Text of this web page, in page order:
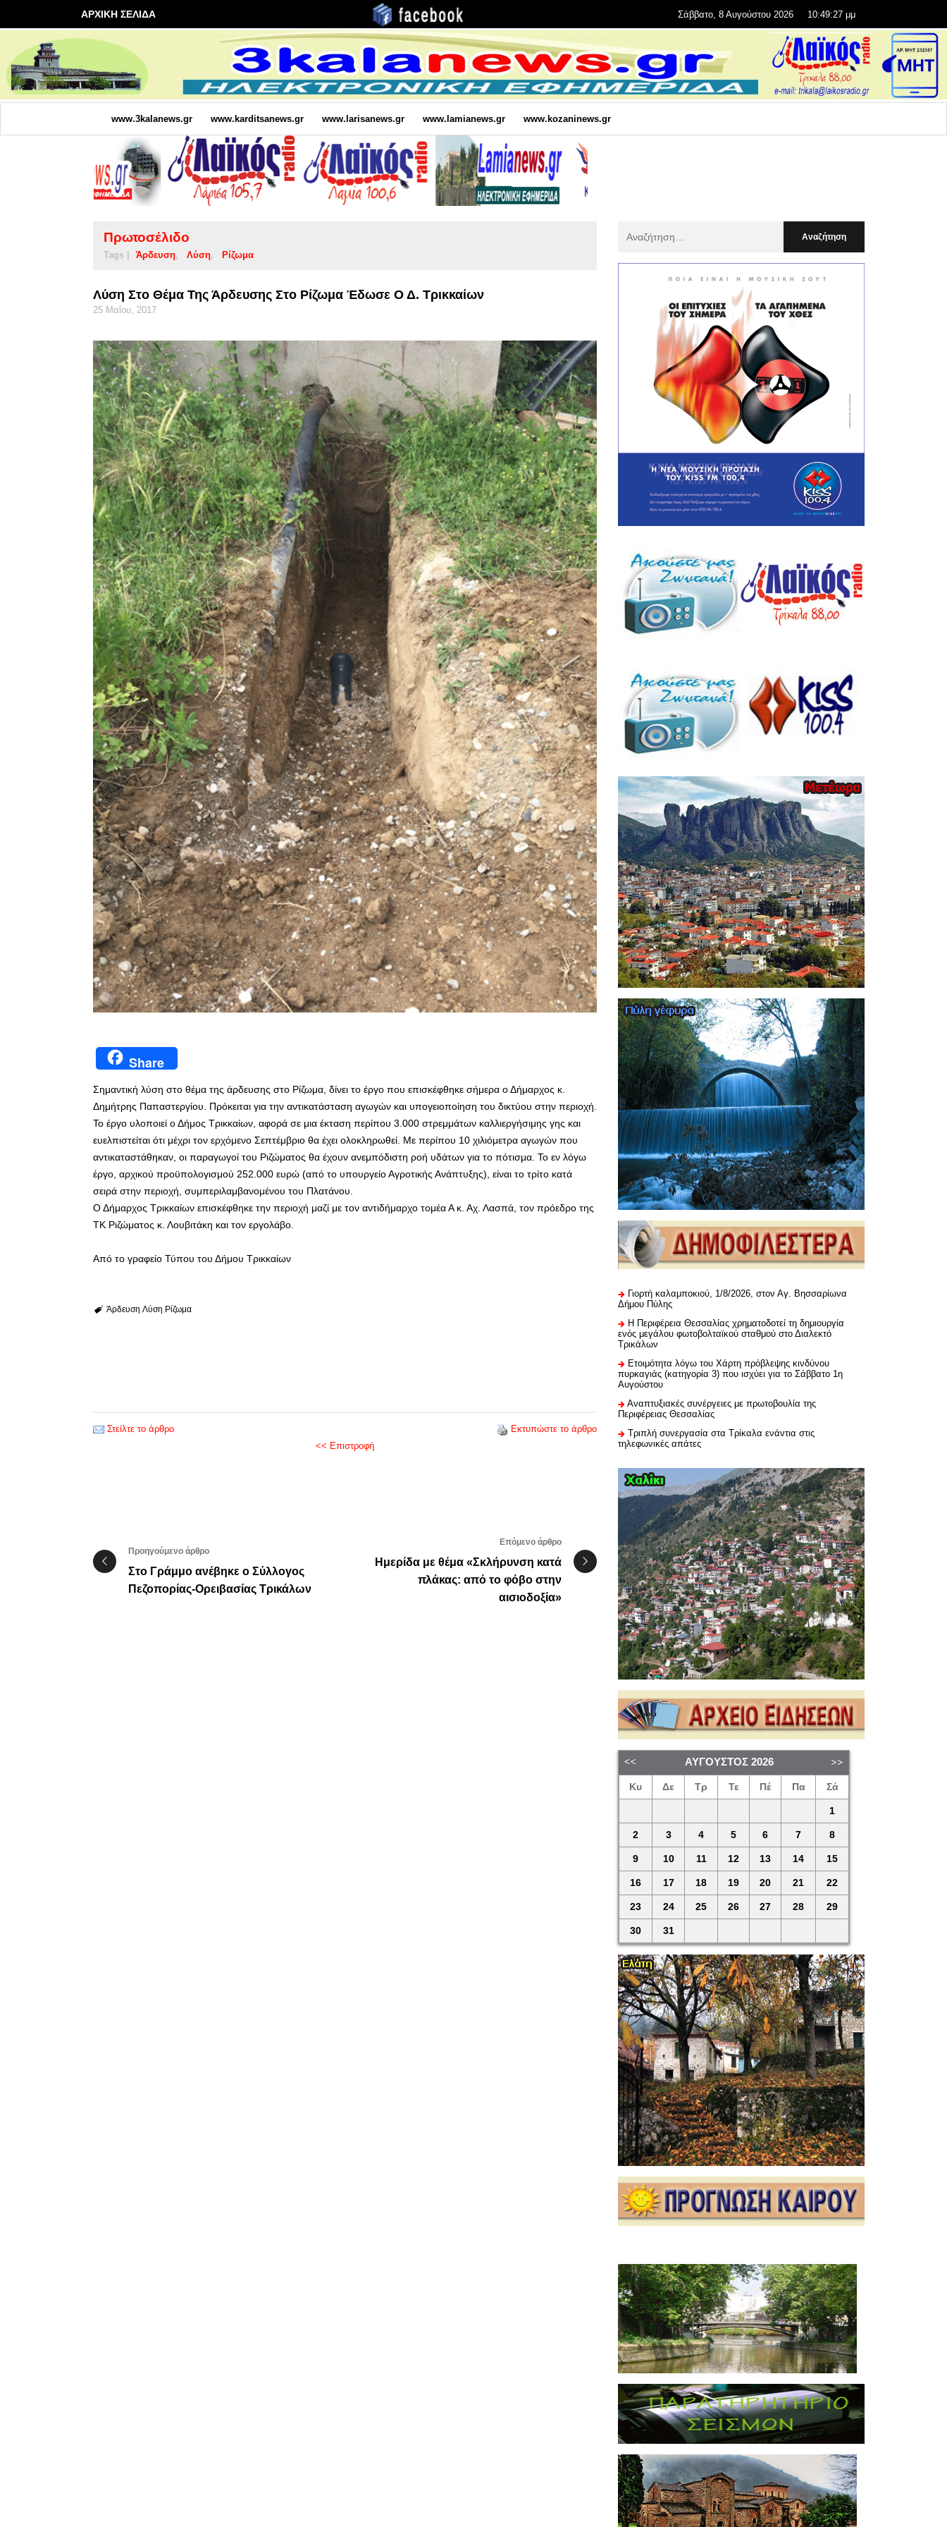
ΑΡΧΙΚΗ ΣΕΛΙΔΑ Σάββατο, 8 Αυγούστου 2026 10:49:29 μμ
www.3kalanews.gr www.karditsanews.gr www.larisanews.gr www.lamianews.gr www.kozaninews.gr
Πρωτοσέλιδο
Tags | Άρδευση Λύση Ρίζωμα
Λύση Στο Θέμα Της Άρδευσης Στο Ρίζωμα Έδωσε Ο Δ. Τρικκαίων
25 Μαΐου, 2017
Share
Σημαντική λύση στο θέμα της άρδευσης στο Ρίζωμα, δίνει το έργο που επισκέφθηκε σήμερα ο Δήμαρχος κ.
Δημήτρης Παπαστεργίου. Πρόκειται για την αντικατάσταση αγωγών και υπογειοποίηση του δικτύου στην περιοχή.
Το έργο υλοποιεί ο Δήμος Τρικκαίων, αφορά σε μια έκταση περίπου 3.000 στρεμμάτων καλλιεργήσιμης γης και
ευελπιστείται ότι μέχρι τον ερχόμενο Σεπτέμβριο θα έχει ολοκληρωθεί. Με περίπου 10 χιλιόμετρα αγωγών που
αντικαταστάθηκαν, οι παραγωγοί του Ριζώματος θα έχουν ανεμπόδιστη ροή υδάτων για το πότισμα. Το εν λόγω
έργο, αρχικού προϋπολογισμού 252.000 ευρώ (από το υπουργείο Αγροτικής Ανάπτυξης), είναι το τρίτο κατά
σειρά στην περιοχή, συμπεριλαμβανομένου του Πλατάνου.
Ο Δήμαρχος Τρικκαίων επισκέφθηκε την περιοχή μαζί με τον αντιδήμαρχο τομέα Α κ. Αχ. Λασπά, τον πρόεδρο της
ΤΚ Ριζώματος κ. Λουβιτάκη και τον εργολάβο.
Από το γραφείο Τύπου του Δήμου Τρικκαίων
Άρδευση Λύση Ρίζωμα
Στείλτε το άρθρο
Εκτυπώστε το άρθρο
<< Επιστροφή
Προηγούμενο άρθρο
Στο Γράμμο ανέβηκε ο Σύλλογος
Πεζοπορίας-Ορειβασίας Τρικάλων
Επόμενο άρθρο
Ημερίδα με θέμα «Σκλήρυνση κατά
πλάκας: από το φόβο στην
αισιοδοξία»
:
Γιορτή καλαμποκιού, 1/8/2026, στον Αγ. Βησσαρίωνα
Δήμου Πύλης
H Περιφέρεια Θεσσαλίας χρηματοδοτεί τη δημιουργία
ενός μεγάλου φωτοβολταϊκού σταθμού στο Διαλεκτό
Τρικάλων
Ετοιμότητα λόγω του Χάρτη πρόβλεψης κινδύνου
πυρκαγιάς (κατηγορία 3) που ισχύει για το Σάββατο 1η
Αυγούστου
Αναπτυξιακές συνέργειες με πρωτοβουλία της
Περιφέρειας Θεσσαλίας
Τριπλή συνεργασία στα Τρίκαλα ενάντια στις
τηλεφωνικές απάτες
ΑΎΓΟΥΣΤΟΣ 2026
Κυ Δε Τρ Τε Πέ Πα Σά
1
2 3 4 5 6 7 8
9 10 11 12 13 14 15
16 17 18 19 20 21 22
23 24 25 26 27 28 29
30 31